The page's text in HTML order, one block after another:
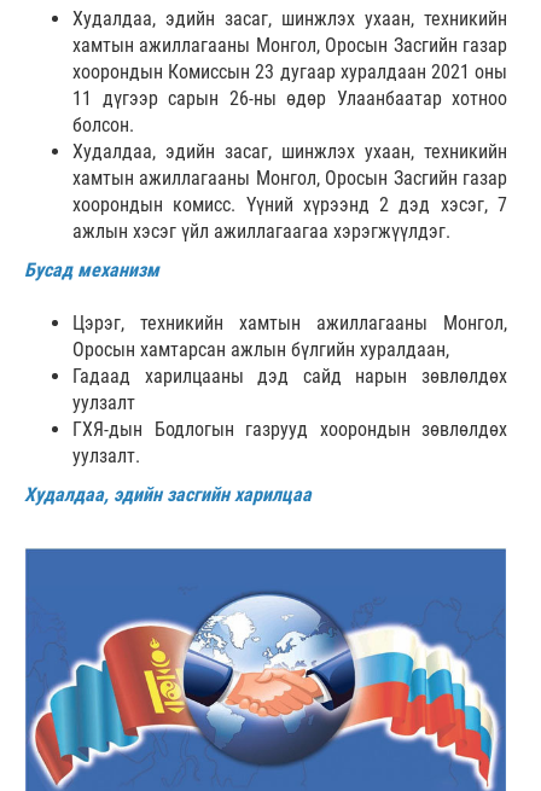
Худалдаа, эдийн засаг, шинжлэх ухаан, техникийн
хамтын ажиллагааны Монгол, Оросын Засгийн газар
хоорондын Комиссын 23 дугаар хуралдаан 2021 оны
11 дүгээр сарын 26-ны өдөр Улаанбаатар хотноо
болсон.
Худалдаа, эдийн засаг, шинжлэх ухаан, техникийн
хамтын ажиллагааны Монгол, Оросын Засгийн газар
хоорондын комисс. Үүний хүрээнд 2 дэд хэсэг, 7
ажлын хэсэг үйл ажиллагаагаа хэрэгжүүлдэг.
Бусад механизм
Цэрэг, техникийн хамтын ажиллагааны Монгол,
Оросын хамтарсан ажлын бүлгийн хуралдаан,
Гадаад харилцааны дэд сайд нарын зөвлөлдөх
уулзалт
ГХЯ-дын Бодлогын газрууд хоорондын зөвлөлдөх
уулзалт.
Худалдаа, эдийн засгийн харилцаа